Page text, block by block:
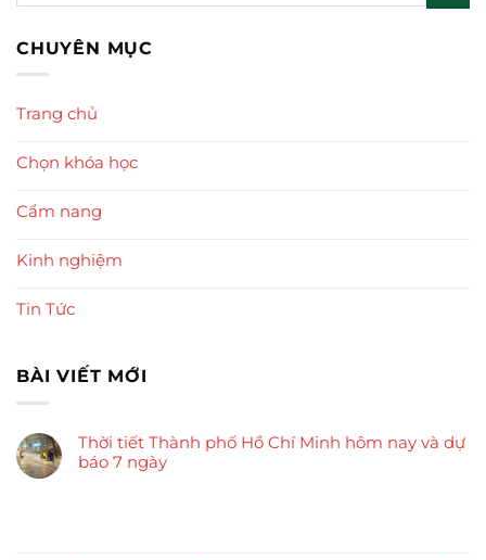
CHUYÊN MỤC
Trang chủ
Chọn khóa học
Cẩm nang
Kinh nghiệm
Tin Tức
BÀI VIẾT MỚI
Thời tiết Thành phố Hồ Chí Minh hôm nay và dự
báo 7 ngày